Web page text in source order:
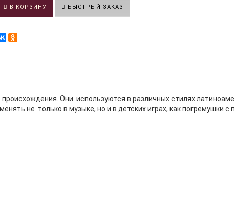
В КОРЗИНУ БЫСТРЫЙ ЗАКАЗ
Они используются в различных стилях
не только в музыке, но и в детских играх, как погремушки